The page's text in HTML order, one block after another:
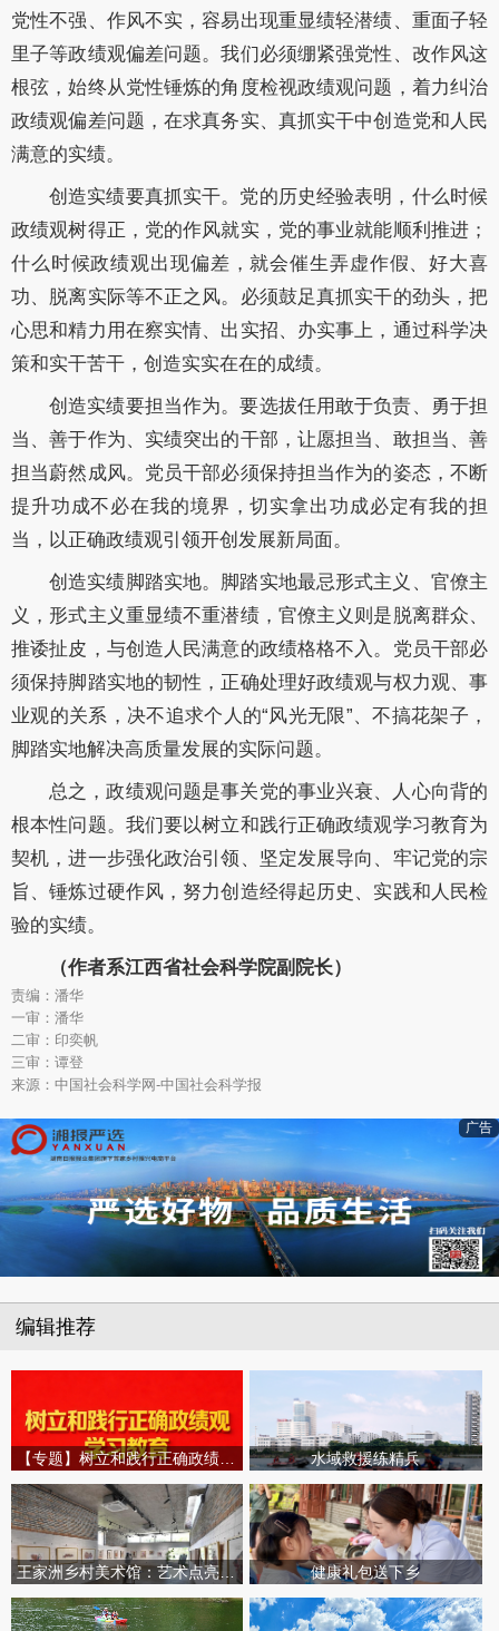
党性不强、作风不实，容易出现重显绩轻潜绩、重面子轻
里子等政绩观偏差问题。我们必须绷紧强党性、改作风这
根弦，始终从党性锤炼的角度检视政绩观问题，着力纠治
政绩观偏差问题，在求真务实、真抓实干中创造党和人民
满意的实绩。
创造实绩要真抓实干。党的历史经验表明，什么时候
政绩观树得正，党的作风就实，党的事业就能顺利推进；
什么时候政绩观出现偏差，就会催生弄虚作假、好大喜
功、脱离实际等不正之风。必须鼓足真抓实干的劲头，把
心思和精力用在察实情、出实招、办实事上，通过科学决
策和实干苦干，创造实实在在的成绩。
创造实绩要担当作为。要选拔任用敢于负责、勇于担
当、善于作为、实绩突出的干部，让愿担当、敢担当、善
担当蔚然成风。党员干部必须保持担当作为的姿态，不断
提升功成不必在我的境界，切实拿出功成必定有我的担
当，以正确政绩观引领开创发展新局面。
创造实绩脚踏实地。脚踏实地最忌形式主义、官僚主
义，形式主义重显绩不重潜绩，官僚主义则是脱离群众、
推诿扯皮，与创造人民满意的政绩格格不入。党员干部必
须保持脚踏实地的韧性，正确处理好政绩观与权力观、事
业观的关系，决不追求个人的“风光无限”、不搞花架子，
脚踏实地解决高质量发展的实际问题。
总之，政绩观问题是事关党的事业兴衰、人心向背的
根本性问题。我们要以树立和践行正确政绩观学习教育为
契机，进一步强化政治引领、坚定发展导向、牢记党的宗
旨、锤炼过硬作风，努力创造经得起历史、实践和人民检
验的实绩。
（作者系江西省社会科学院副院长）
责编：潘华
一审：潘华
二审：印奕帆
三审：谭登
来源：中国社会科学网-中国社会科学报
广告
编辑推荐
水域救援练精兵
王家洲乡村美术馆：艺术点亮田园乡村 健康礼包送下乡